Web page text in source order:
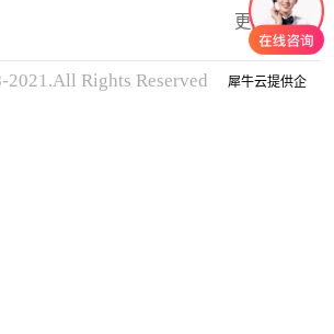
更多商品
Rights Reserved
犀牛云提供企